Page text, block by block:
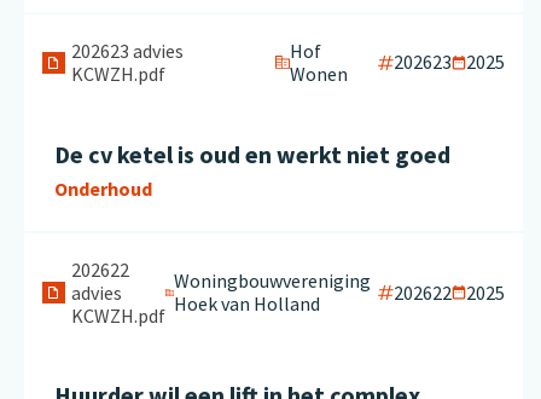
202623 advies
KCWZH.pdf
Hof
Wonen
202623 2025
De cv ketel is oud en werkt niet goed
Onderhoud
202622
advies
KCWZH.pdf
Woningbouwvereniging
Hoek van Holland
202622 2025